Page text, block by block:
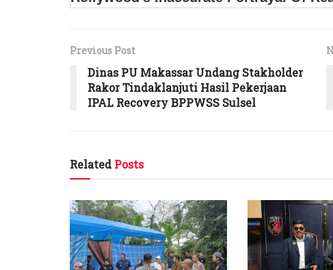
Previous Post
Dinas PU Makassar Undang Stakholder
Rakor Tindaklanjuti Hasil Pekerjaan
IPAL Recovery BPPWSS Sulsel
RelatedPosts